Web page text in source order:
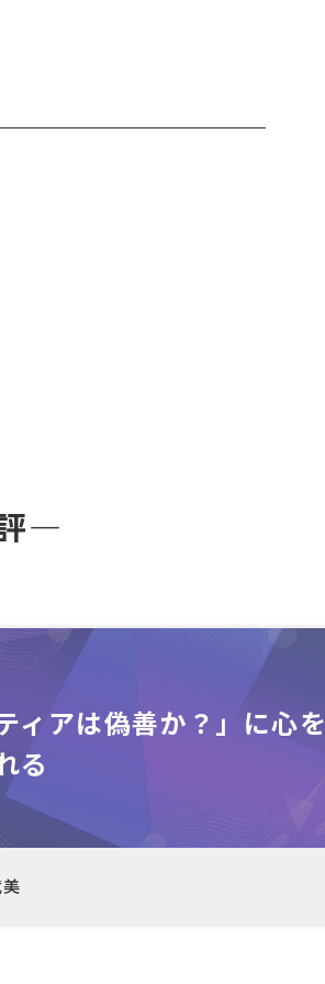
―
ィアは偽善か？」に心を
る